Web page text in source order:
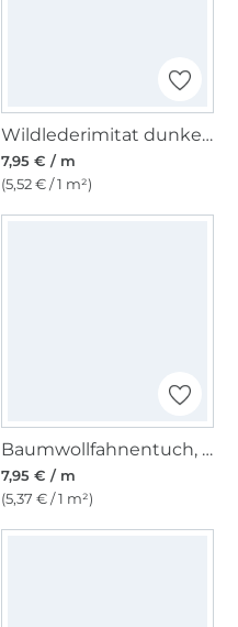
Wildlederimitat dunkelbraun
7,95 € / m
(5,52 € / 1 m²)
Baumwollfahnentuch, melonengelb
7,95 € / m
(5,37 € / 1 m²)